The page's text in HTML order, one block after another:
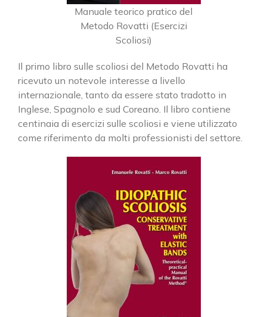
Manuale teorico pratico del
Metodo Rovatti (Esercizi
Scoliosi)
Il primo libro sulle scoliosi del Metodo Rovatti ha
ricevuto un notevole interesse a livello
internazionale, tanto da essere stato tradotto in
Inglese, Spagnolo e sud Coreano. Il libro contiene
centinaia di esercizi sulle scoliosi e viene utilizzato
come riferimento da molti professionisti del settore.